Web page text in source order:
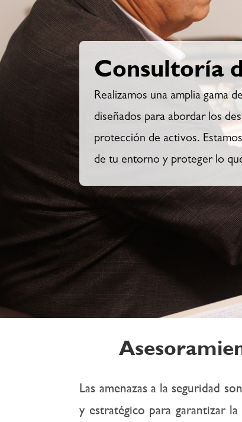
Consultoría
Realizamos una amplia gama
diseñados para abordar los
protección de activos.
de tu entorno y proteger lo
Las amenazas a la seguridad
y estratégico para garantizar